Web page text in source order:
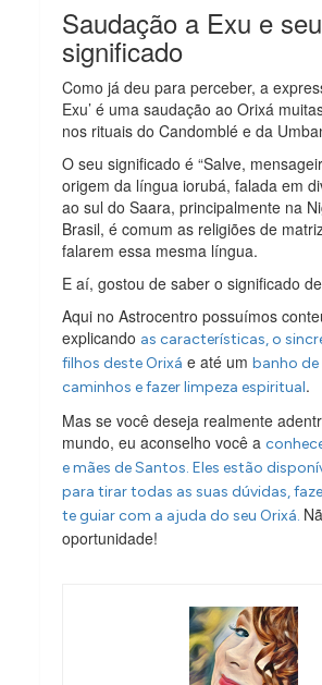
Saudação a Exu e seu
significado
Como já deu para perceber, a
Exu’ é uma saudação ao Orixá
nos rituais do Candomblé e da
O seu significado é “Salve,
origem da língua iorubá, falada em
ao sul do Saara, principalmente na
Brasil, é comum as religiões de
falarem essa mesma língua.
E aí, gostou de saber o significado
Aqui no Astrocentro possuímos
explicando as características, o
filhos deste Orixá e até umbanho de
caminhos e fazer limpeza espiritual.
Mas se você deseja realmente
mundo, eu aconselho você a
e mães de Santos. Eles estão
para tirar todas as suas dúvidas,
te guiar com a ajuda do seu Orixá.
oportunidade!